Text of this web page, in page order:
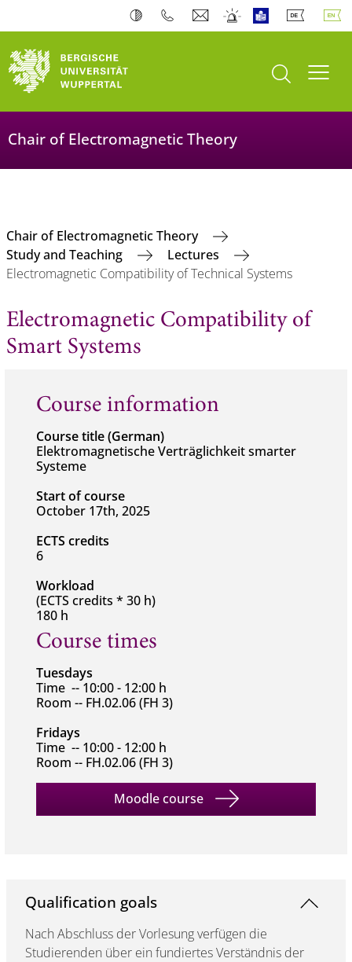
open search
Chair of Electromagnetic Theory
Chair of Electromagnetic Theory
Study and Teaching
Lectures
Electromagnetic Compatibility of Technical Systems
Electromagnetic Compatibility of
Smart Systems
Course information
Course title (German)
Elektromagnetische Verträglichkeit smarter
Systeme
Start of course
October 17th, 2025
ECTS credits
6
Workload
(ECTS credits * 30 h)
180 h
Course times
Tuesdays
Time -- 10:00 - 12:00 h
Room -- FH.02.06 (FH 3)
Fridays
Time -- 10:00 - 12:00 h
Room -- FH.02.06 (FH 3)
Moodle course
Qualification goals
Nach Abschluss der Vorlesung verfügen die
Studierenden über ein fundiertes Verständnis der